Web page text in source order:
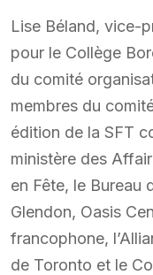
Lise Béland, vice-
pour le Collège
du comité
membres du
édition de la SFT
ministère des
en Fête, le Bureau
Glendon, Oasis
francophone,
de Toronto et le